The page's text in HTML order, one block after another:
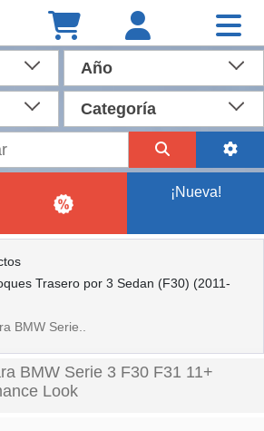
Año
Categoría
¡Nueva!
Trasero por 3 Sedan (F30) (2011-
BMW Serie..
BMW Serie 3 F30 F31 11+
Look